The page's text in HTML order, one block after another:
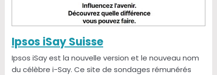
Ipsos iSay Suisse
Ipsos iSay est la nouvelle version et le nouveau nom
du célèbre i-Say. Ce site de sondages rémunérés